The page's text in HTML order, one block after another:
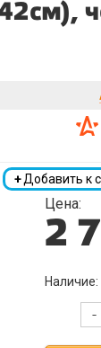
+Добавить к
Цена:
2
Наличие:
-